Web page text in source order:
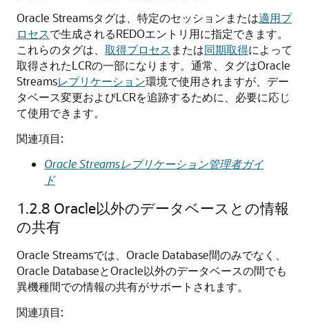
Oracle Streamsタグは、特定のセッションまたは適用プ
ロセスで生成されるREDOエントリ用に指定できます。
これらのタグは、 取得プロセス または同期取得によって
取得されたLCRの一部になります。通常、タグはOracle
Streamsレプリケーション環境で使用されますが、デー
タベース変更およびLCRを追跡するために、必要に応じ
て使用できます。
関連項目:
Oracle Streamsレプリケーション管理者ガイ
ド
1.2.8 Oracle以外のデータベースとの情報
の共有
Oracle Streamsでは、Oracle Database間のみでなく、
Oracle DatabaseとOracle以外のデータベースの間でも
異機種間での情報の共有がサポートされます。
関連項目: